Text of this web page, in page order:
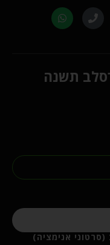
תשנה
אנימציה)